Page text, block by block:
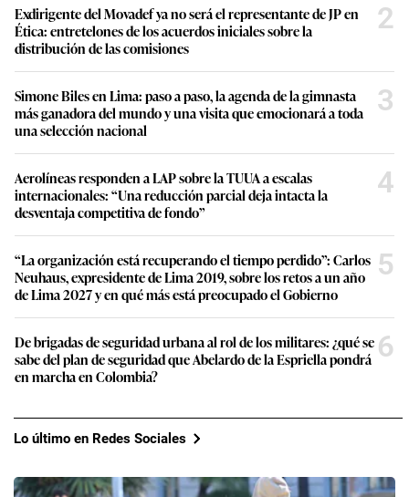
Exdirigente del Movadef ya no será el representante de JP en
Ética: entretelones de los acuerdos iniciales sobre la
distribución de las comisiones
2
Simone Biles en Lima: paso a paso, la agenda de la gimnasta
más ganadora del mundo y una visita que emocionará a toda
una selección nacional
3
Aerolíneas responden a LAP sobre la TUUA a escalas
internacionales: “Una reducción parcial deja intacta la
desventaja competitiva de fondo”
4
“La organización está recuperando el tiempo perdido”: Carlos
Neuhaus, expresidente de Lima 2019, sobre los retos a un año
de Lima 2027 y en qué más está preocupado el Gobierno
5
De brigadas de seguridad urbana al rol de los militares: ¿qué se
sabe del plan de seguridad que Abelardo de la Espriella pondrá
en marcha en Colombia?
6
Lo último en Redes Sociales